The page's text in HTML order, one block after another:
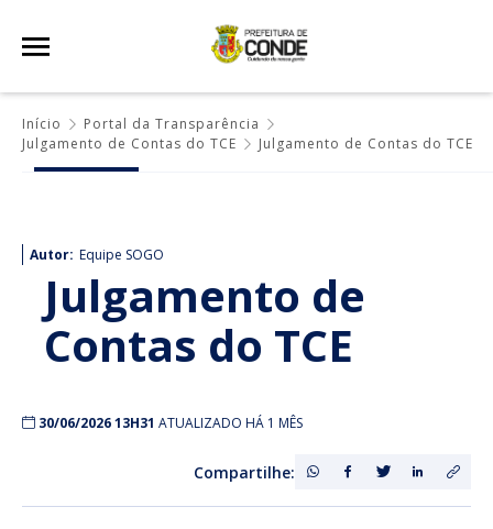
Início
Portal da Transparência
Julgamento de Contas do TCE
Julgamento de Contas do TCE
Autor: Equipe SOGO
Julgamento de
Contas do TCE
30/06/2026 13H31 ATUALIZADO HÁ 1 MÊS
Compartilhe: